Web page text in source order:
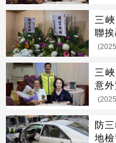
三
聯
三
意
防
地